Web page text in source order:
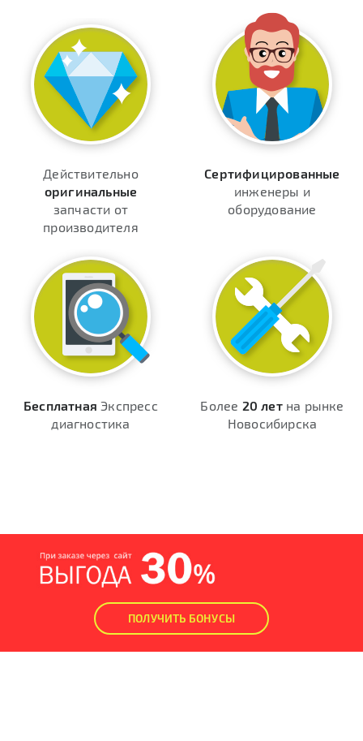
Действительно
оригинальные
запчасти от
производителя
Сертифицированные
инженеры и
оборудование
Бесплатная Экспресс
диагностика
Более 20 летна рынке
Новосибирска
ПОЛУЧИТЬ БОНУСЫ